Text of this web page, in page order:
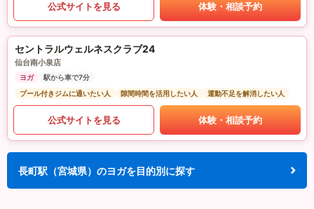
公式サイトを見る 体験・相談予約
セントラルウェルネスクラブ24
仙台南小泉店
ヨガ
駅から車で7分
プール付きジムに通いたい人
隙間時間を活用したい人 運動不足を解消したい人
公式サイトを見る 体験・相談予約
長町駅（宮城県）のヨガを目的別に探す